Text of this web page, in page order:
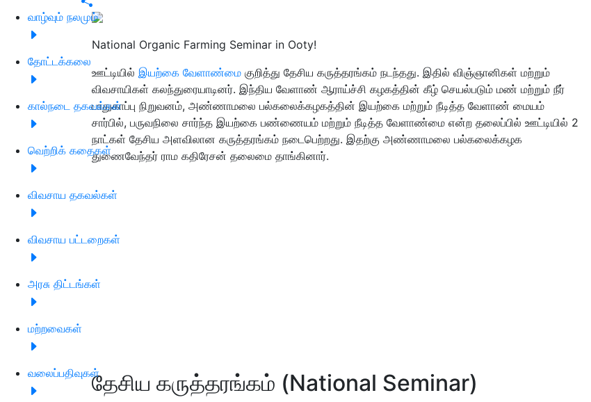
வாழ்வும் நலமும்
தோட்டக்கலை
கால்நடை தகவல்கள்
வெற்றிக் கதைகள்
விவசாய தகவல்கள்
விவசாய பட்டறைகள்
அரசு திட்டங்கள்
மற்றவைகள்
வலைப்பதிவுகள்
National Organic Farming Seminar in Ooty!
ஊட்டியில் இயற்கை வேளாண்மை குறித்து தேசிய கருத்தரங்கம் நடந்தது. இதில் விஞ்ஞானிகள் மற்றும்
விவசாயிகள் கலந்துரையாடினர். இந்திய வேளாண் ஆராய்ச்சி கழகத்தின் கீழ் செயல்படும் மண் மற்றும் நீர்
பாதுகாப்பு நிறுவனம், அண்ணாமலை பல்கலைக்கழகத்தின் இயற்கை மற்றும் நீடித்த வேளாண் மையம்
சார்பில், பருவநிலை சார்ந்த இயற்கை பண்ணையம் மற்றும் நீடித்த வேளாண்மை என்ற தலைப்பில் ஊட்டியில் 2
நாட்கள் தேசிய அளவிலான கருத்தரங்கம் நடைபெற்றது. இதற்கு அண்ணாமலை பல்கலைக்கழக
துணைவேந்தர் ராம கதிரேசன் தலைமை தாங்கினார்.
தேசிய கருத்தரங்கம் (National Seminar)